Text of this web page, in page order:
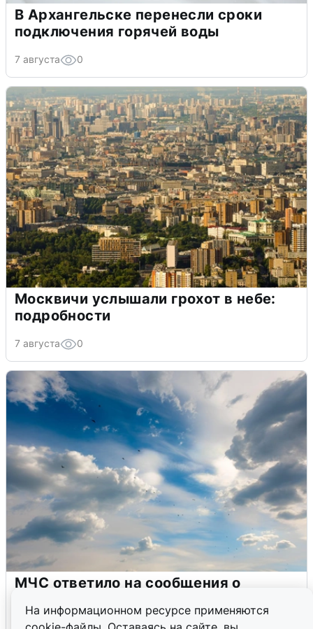
На информационном ресурсе применяются
В Архангельске перенесли сроки
подключения горячей воды
7 августа 0
Москвичи услышали грохот в небе:
подробности
7 августа 0
МЧС ответило на сообщения о